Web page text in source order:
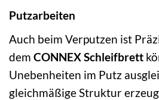
Putzarbeiten
Auch beim Verputzen ist
dem CONNEX Schleifbrett
Unebenheiten im Putz
gleichmäßige Struktur